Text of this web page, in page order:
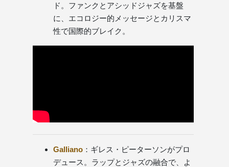
ド。ファンクとアシッドジャズを基盤
に、エコロジー的メッセージとカリスマ
性で国際的ブレイク。
Galliano ：ギレス・ピーターソンがプロ
デュース。ラップとジャズの融合で、よ